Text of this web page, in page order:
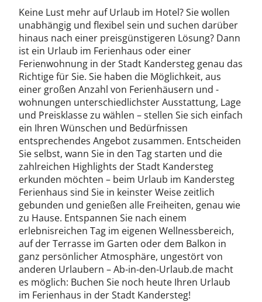
Keine Lust mehr auf Urlaub im Hotel? Sie wollen
unabhängig und flexibel sein und suchen darüber
hinaus nach einer preisgünstigeren Lösung? Dann
ist ein Urlaub im Ferienhaus oder einer
Ferienwohnung in der Stadt Kandersteg genau das
Richtige für Sie. Sie haben die Möglichkeit, aus
einer großen Anzahl von Ferienhäusern und -
wohnungen unterschiedlichster Ausstattung, Lage
und Preisklasse zu wählen – stellen Sie sich einfach
ein Ihren Wünschen und Bedürfnissen
entsprechendes Angebot zusammen. Entscheiden
Sie selbst, wann Sie in den Tag starten und die
zahlreichen Highlights der Stadt Kandersteg
erkunden möchten – beim Urlaub im Kandersteg
Ferienhaus sind Sie in keinster Weise zeitlich
gebunden und genießen alle Freiheiten, genau wie
zu Hause. Entspannen Sie nach einem
erlebnisreichen Tag im eigenen Wellnessbereich,
auf der Terrasse im Garten oder dem Balkon in
ganz persönlicher Atmosphäre, ungestört von
anderen Urlaubern – Ab-in-den-Urlaub.de macht
es möglich: Buchen Sie noch heute Ihren Urlaub
im Ferienhaus in der Stadt Kandersteg!